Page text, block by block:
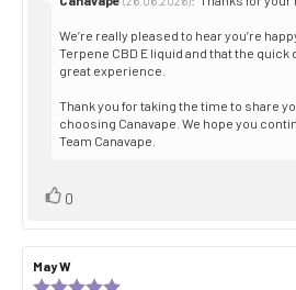
We’re really pleased to hear you’re
Terpene CBD E liquid and that the quick
great experience.
Thank you for taking the time to share
choosing Canavape. We hope you
Team Canavape.
Vote
0
Review
author:
May W
date: